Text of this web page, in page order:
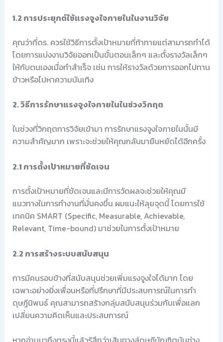
1.2 การประยุกต์ใช้แรงจูงใจภายในในงานวิจัย
คุณว่าที่ดร. ควรใช้วิธีการตั้งเป้าหมายที่ท้าทายแต่สามารถทำได้
โดยการแบ่งงานวิจัยออกเป็นขั้นตอนเล็กๆ และตั้งรางวัลเล็กๆ
ให้กับตนเองเมื่อทำสำเร็จ เช่น การให้รางวัลด้วยการออกไปทาน
ข้าวหรือไปหาความบันเทิง
2. วิธีการรักษาแรงจูงใจภายในในช่วงวิกฤต
ในช่วงที่วิกฤตการวิจัยเข้ามา การรักษาแรงจูงใจภายในนั้นมี
ความสำคัญมาก เพราะจะช่วยให้คุณกลับมายืนหยัดได้อีกครั้ง
2.1 การตั้งเป้าหมายที่ชัดเจน
การตั้งเป้าหมายที่ชัดเจนและมีการวัดผลจะช่วยให้คุณมี
แนวทางในการทำงานที่มั่นคงขึ้น ผมแนะให้ลุยจุดนี้ โดยการใช้
เทคนิค SMART (Specific, Measurable, Achievable,
Relevant, Time-bound) มาช่วยในการตั้งเป้าหมาย
2.2 การสร้างระบบสนับสนุน
การมีคนรอบข้างที่สนับสนุนช่วยเพิ่มแรงจูงใจได้มาก โดย
เฉพาะอย่างยิ่งเพื่อนหรือที่ปรึกษาที่มีประสบการณ์ในการทำ
ดุษฎีนิพนธ์ คุณสามารถสร้างกลุ่มสนับสนุนร่วมกันเพื่อแลก
เปลี่ยนความคิดเห็นและประสบการณ์